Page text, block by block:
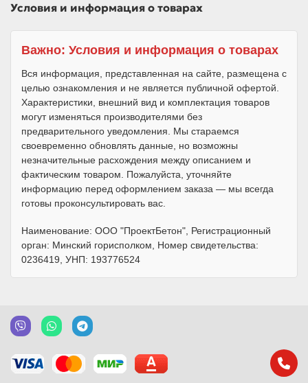
Условия и информация о товарах
Важно: Условия и информация о товарах
Вся информация, представленная на сайте, размещена с
целью ознакомления и не является публичной офертой.
Характеристики, внешний вид и комплектация товаров
могут изменяться производителями без
предварительного уведомления. Мы стараемся
своевременно обновлять данные, но возможны
незначительные расхождения между описанием и
фактическим товаром. Пожалуйста, уточняйте
информацию перед оформлением заказа — мы всегда
готовы проконсультировать вас.
Наименование: ООО "ПроектБетон", Регистрационный
орган: Минский горисполком, Номер свидетельства:
0236419, УНП: 193776524